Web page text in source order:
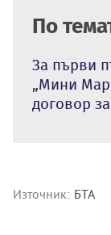
По
За първи
„Мини
договор
Източник: БТА